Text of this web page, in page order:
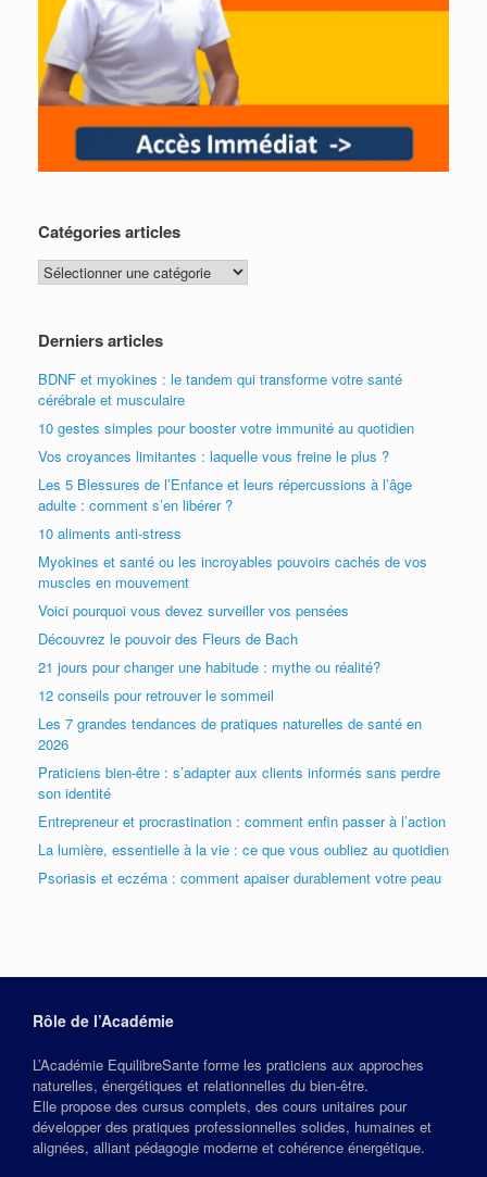
Catégories articles
Catégories
articles
Derniers articles
BDNF et myokines : le tandem qui transforme votre santé
cérébrale et musculaire
10 gestes simples pour booster votre immunité au quotidien
Vos croyances limitantes : laquelle vous freine le plus ?
Les 5 Blessures de l’Enfance et leurs répercussions à l’âge
adulte : comment s’en libérer ?
10 aliments anti-stress
Myokines et santé ou les incroyables pouvoirs cachés de vos
muscles en mouvement
Voici pourquoi vous devez surveiller vos pensées
Découvrez le pouvoir des Fleurs de Bach
21 jours pour changer une habitude : mythe ou réalité?
12 conseils pour retrouver le sommeil
Les 7 grandes tendances de pratiques naturelles de santé en
2026
Praticiens bien-être : s’adapter aux clients informés sans perdre
son identité
Entrepreneur et procrastination : comment enfin passer à l’action
La lumière, essentielle à la vie : ce que vous oubliez au quotidien
Psoriasis et eczéma : comment apaiser durablement votre peau
Rôle de l’Académie
L’Académie EquilibreSante forme les praticiens aux approches
naturelles, énergétiques et relationnelles du bien‑être.
Elle propose des cursus complets, des cours unitaires pour
développer des pratiques professionnelles solides, humaines et
alignées, alliant pédagogie moderne et cohérence énergétique.